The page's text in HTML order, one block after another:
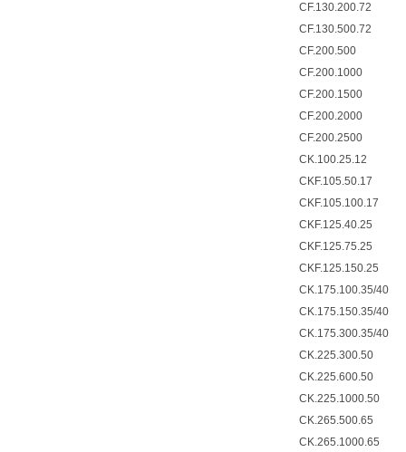
CF.130.200.72
CF.130.500.72
CF.200.500
CF.200.1000
CF.200.1500
CF.200.2000
CF.200.2500
CK.100.25.12
CKF.105.50.17
CKF.105.100.17
CKF.125.40.25
CKF.125.75.25
CKF.125.150.25
CK.175.100.35/40
CK.175.150.35/40
CK.175.300.35/40
CK.225.300.50
CK.225.600.50
CK.225.1000.50
CK.265.500.65
CK.265.1000.65